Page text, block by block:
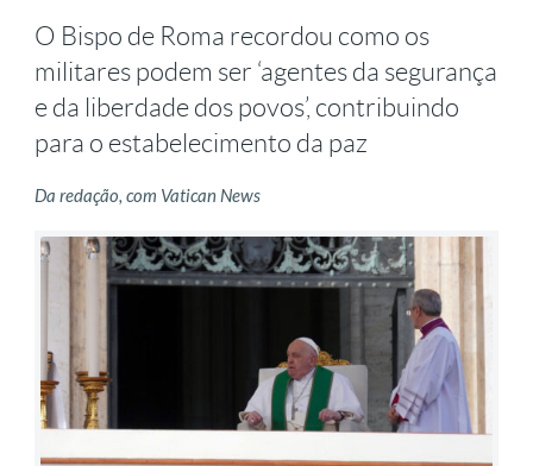
O Bispo de Roma recordou como os
militares podem ser ‘agentes da segurança
e da liberdade dos povos’, contribuindo
para o estabelecimento da paz
Da redação, com Vatican News